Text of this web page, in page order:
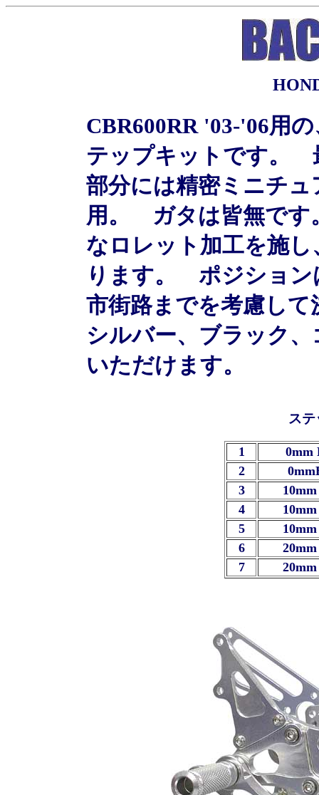
CBR600RR '03-'06用
テップキットです。
部分には精密ミニチ
用。 ガタは皆無で
なロレット加工を施
ります。 ポジション
市街路までを考慮し
シルバー、ブラック
いただけます。
ス
1
0mm
2
3
4
5
6
7